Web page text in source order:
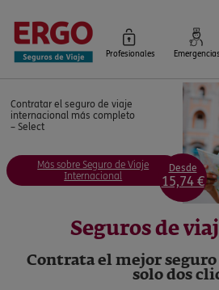
Profesionales Emergencias
Seguros por destino
Más Seguros
Información Corporativa
Servicios
Contratar el seguro de viaje
internacional más completo
– Select
Más sobre Seguro de Viaje
Internacional
Desde
15,74 €
Seguros de
Contrata el mejor
solo dos